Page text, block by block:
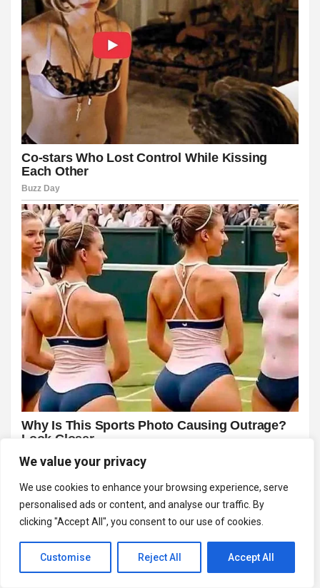
We value your privacy
We use cookies to enhance your browsing experience, serve
personalised ads or content, and analyse our traffic. By
clicking "Accept All", you consent to our use of cookies.
Customise Reject All Accept All